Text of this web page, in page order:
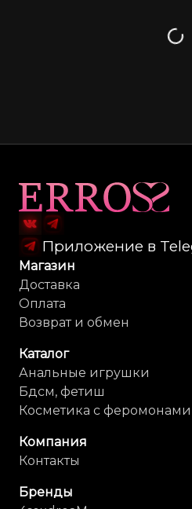
Приложение в
Магазин
Доставка
Оплата
Возврат и обмен
Каталог
Анальные игрушки
Бдсм, фетиш
Косметика с феромонами
Компания
Контакты
Бренды
Карта сайта